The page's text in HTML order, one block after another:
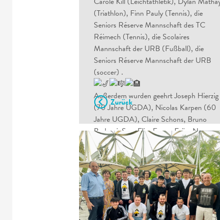
(Triathlon), Finn Pauly (Tennis), die
Seniors Réserve Mannschaft des TC
Réimech (Tennis), die Scolaires
Mannschaft der URB (Fußball), die
Seniors Réserve Mannschaft der URB
(soccer) .
Außerdem wurden geehrt Joseph Hierzig
(70 Jahre UGDA), Nicolas Karpen (60
Jahre UGDA), Claire Schons, Bruno
Barboni, Sara Elin, Emma Feijo, Nesreen
Bakr, sowie Michou und Armando Feijo
(Ehrung für langjährige ehrenamtliche
Tätigkeit), und Paul Weyler, langjähriger
Geschäftsmann aus Remich.
Zurück